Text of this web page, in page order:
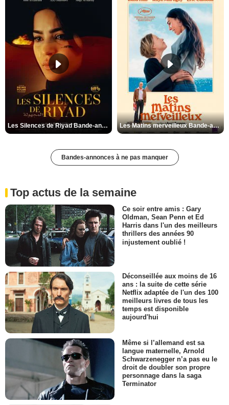
Les Silences de Riyad Bande-annonce VO STFR Les Matins merveilleux Bande-annonce VF
Bandes-annonces à ne pas manquer
Top actus de la semaine
Ce soir entre amis : Gary
Oldman, Sean Penn et Ed
Harris dans l'un des meilleurs
thrillers des années 90
injustement oublié !
Déconseillée aux moins de 16
ans : la suite de cette série
Netflix adaptée de l'un des 100
meilleurs livres de tous les
temps est disponible
aujourd'hui
Même si l’allemand est sa
langue maternelle, Arnold
Schwarzenegger n’a pas eu le
droit de doubler son propre
personnage dans la saga
Terminator